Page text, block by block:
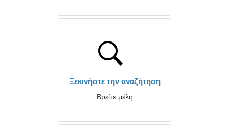
Ξεκινήστε την αναζήτηση
Βρείτε μέλη